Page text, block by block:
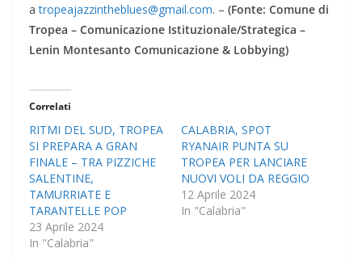
atropeajazzintheblues@gmail.com. – (Fonte: Comune di
Tropea – Comunicazione Istituzionale/Strategica –
Lenin Montesanto Comunicazione & Lobbying)
Correlati
RITMI DEL SUD, TROPEA
SI PREPARA A GRAN
FINALE – TRA PIZZICHE
SALENTINE,
TAMURRIATE E
TARANTELLE POP
23 Aprile 2024
In "Calabria"
CALABRIA, SPOT
RYANAIR PUNTA SU
TROPEA PER LANCIARE
NUOVI VOLI DA REGGIO
12 Aprile 2024
In "Calabria"